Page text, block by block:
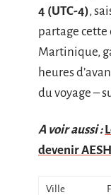
4 (UTC-4),
partage cette
Martinique,
heures
du voyage –
A voir aussi :
devenir
Ville